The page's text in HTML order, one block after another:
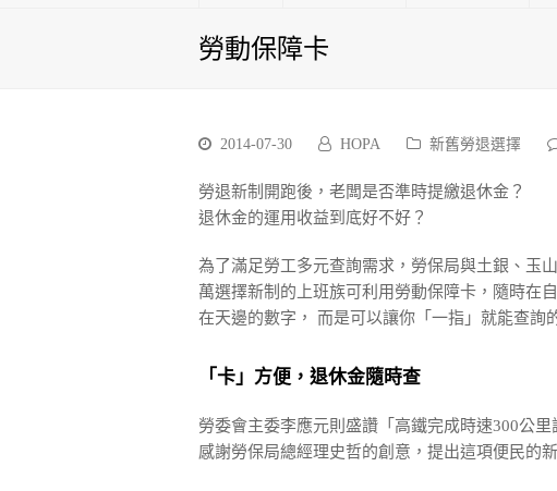
勞動保障卡
2014-07-30 HOPA 新舊勞退選擇
勞退新制開跑後，老闆是否準時提繳退休金？
退休金的運用收益到底好不好？
為了滿足勞工多元查詢需求，勞保局與土銀、玉
萬選擇新制的上班族可利用勞動保障卡，隨時在
在天邊的數字， 而是可以讓你「一指」就能查詢
「卡」方便，退休金隨時查
勞委會主委李應元則盛讚「高鐵完成時速300公
感謝勞保局總經理史哲的創意，提出這項便民的